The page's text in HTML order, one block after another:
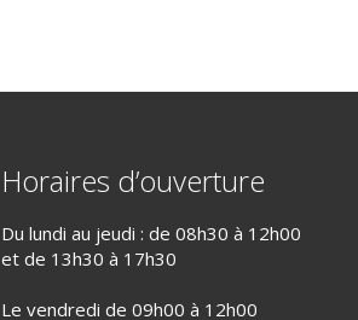
Horaires d’ouverture
Du lundi au jeudi : de 08h30 à 12h00
et de 13h30 à 17h30
Le vendredi de 09h00 à 12h00